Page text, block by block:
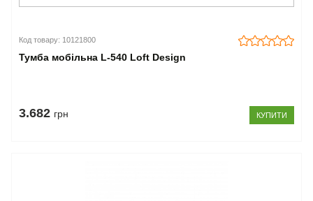
Код товару: 10121800
Тумба мобільна L-540 Loft Design
3.682 грн КУПИТИ